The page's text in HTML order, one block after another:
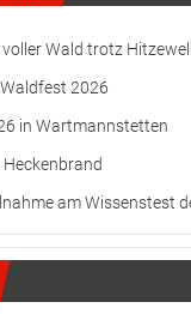
Wald trotz
2026
in Wartmannstetten
am Wissenstest